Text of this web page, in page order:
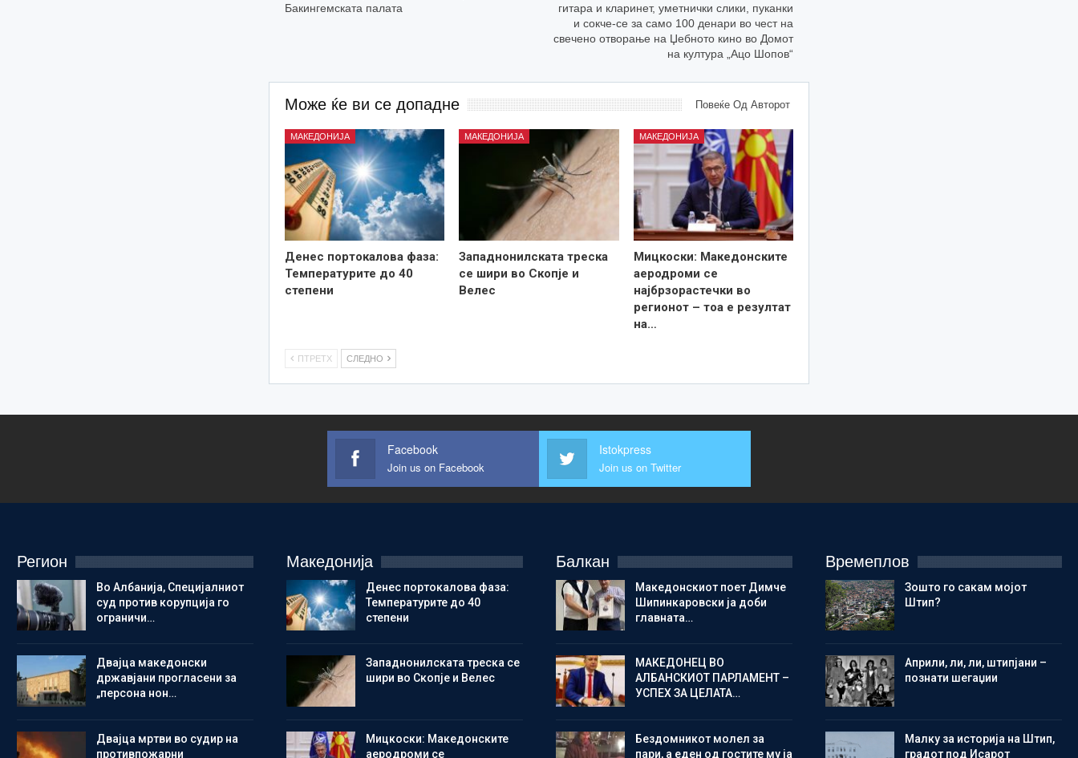
Бакингемската палата
гитара и кларинет, уметнички слики, пуканки
и сокче-се за само 100 денари во чест на
свечено отворање на Џебното кино во Домот
на култура „Ацо Шопов“
Може ќе ви се допадне Повеќе Од Авторот
МАКЕДОНИЈА
Денес портокалова фаза:
Температурите до 40
степени
МАКЕДОНИЈА
Западнонилската треска
се шири во Скопје и
Велес
МАКЕДОНИЈА
Мицкоски: Македонските
аеродроми се
најбрзорастечки во
регионот – тоа е резултат
на…
ПТРЕТХ СЛЕДНО
Facebook
Join us on Facebook
Istokpress
Join us on Twitter
Регион
Во Албанија, Специјалниот
суд против корупција го
ограничи…
Двајца македонски
државјани прогласени за
„персона нон…
Двајца мртви во судир на
противпожарни
Македонија
Денес портокалова фаза:
Температурите до 40
степени
Западнонилската треска се
шири во Скопје и Велес
Мицкоски: Македонските
аеродроми се
Балкан
Македонскиот поет Димче
Шипинкаровски ја доби
главната…
МАКЕДОНЕЦ ВО
АЛБАНСКИОТ ПАРЛАМЕНТ –
УСПЕХ ЗА ЦЕЛАТА…
Бездомникот молел за
пари, а еден од гостите му ја
Времеплов
Зошто го сакам мојот
Штип?
Aприли, ли, ли, штипјани –
познати шегаџии
Малку за историја на Штип,
градот под Исарот